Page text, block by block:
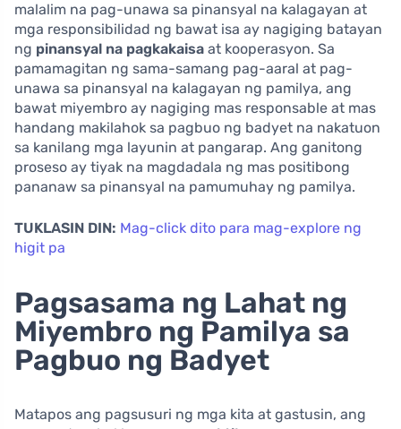
malalim na pag-unawa sa pinansyal na kalagayan at
mga responsibilidad ng bawat isa ay nagiging batayan
ng pinansyal na pagkakaisa at kooperasyon. Sa
pamamagitan ng sama-samang pag-aaral at pag-
unawa sa pinansyal na kalagayan ng pamilya, ang
bawat miyembro ay nagiging mas responsable at mas
handang makilahok sa pagbuo ng badyet na nakatuon
sa kanilang mga layunin at pangarap. Ang ganitong
proseso ay tiyak na magdadala ng mas positibong
pananaw sa pinansyal na pamumuhay ng pamilya.
TUKLASIN DIN: Mag-click dito para mag-explore ng
higit pa
Pagsasama ng Lahat ng
Miyembro ng Pamilya sa
Pagbuo ng Badyet
Matapos ang pagsusuri ng mga kita at gastusin, ang